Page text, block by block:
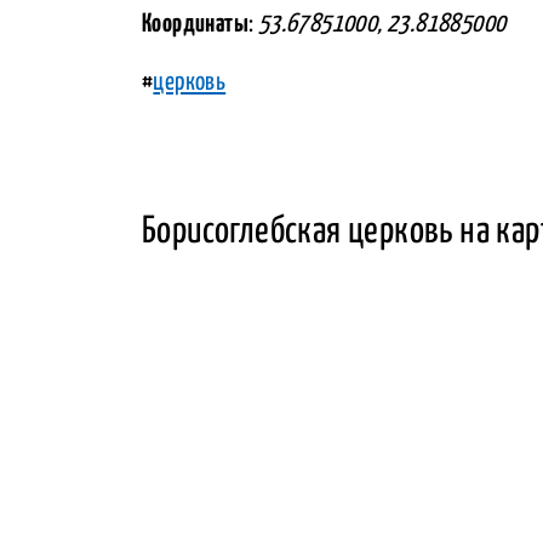
Координаты: 53.67851000, 23.81885000
#церковь
Борисоглебская церковь на